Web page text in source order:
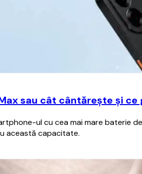
Max sau cât cântărește și
ul cu cea mai mare baterie
această capacitate.